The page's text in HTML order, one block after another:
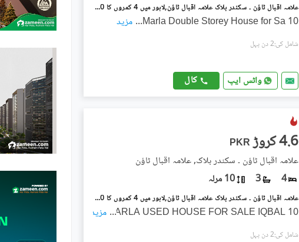
علامہ اقبال ٹاؤن ۔ سکندر بلاک علامہ اقبال ٹاؤن,لاہور میں 4 کمروں کا 10 مرلہ مکان 4.1 کروڑ میں برائے فروخت۔
10 Marla Double Storey House for Sa
... مزید
شامل کی:2 دن پہل
واٹس ایپ کال
PKR 4.6 کروڑ
علامہ اقبال ٹاؤن ۔ سکندر بلاک, علامہ اقبال ٹاؤن
4
3 10 مرلہ
علامہ اقبال ٹاؤن ۔ سکندر بلاک علامہ اقبال ٹاؤن,لاہور میں 4 کمروں کا 10 مرلہ مکان 4.6 کروڑ میں برائے فروخت۔
10 MARLA USED HOUSE FOR SALE IQBAL
... مزید
شامل کی:2 دن پہل